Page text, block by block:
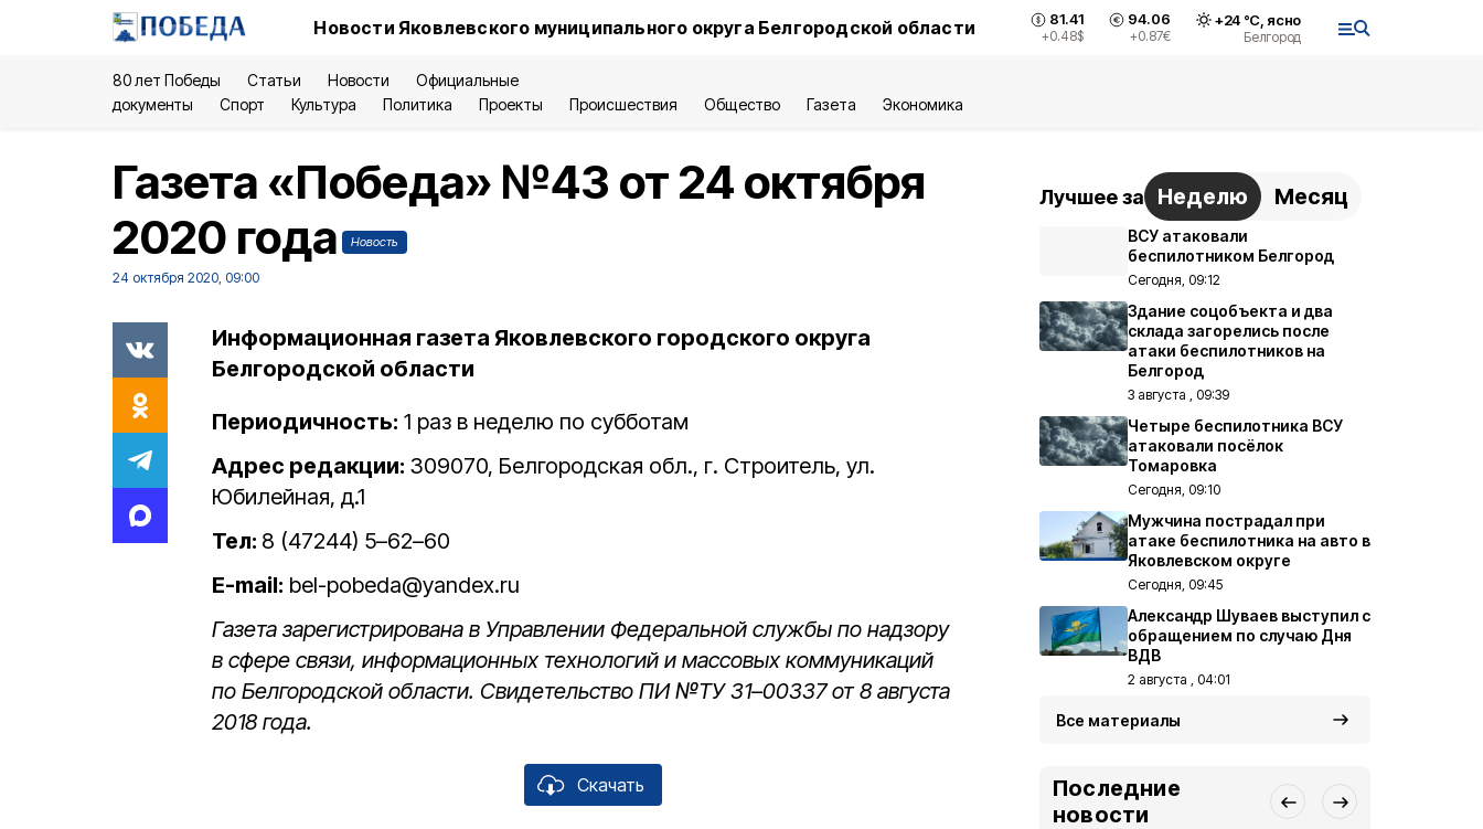
Новости Яковлевского муниципального округа Белгородской области 81.41
+0.48$
94.06
+0.87€
+24°С, ясно
Белгород
80 лет Победы Статьи Новости
Официальные
документы
Спорт Культура Политика Проекты Происшествия Общество Газета Экономика
Газета «Победа» №43 от 24 октября
2020 года
Новость
24 октября 2020, 09:00
Информационная газета Яковлевского городского округа
Белгородской области
Периодичность: 1 раз в неделю по субботам
Адрес редакции: 309070, Белгородская обл., г. Строитель, ул.
Юбилейная, д.1
Тел: 8 (47244) 5–62–60
E-mail: bel-pobeda@yandex.ru
Газета зарегистрирована в Управлении Федеральной службы по надзору
в сфере связи, информационных технологий и массовых коммуникаций
по Белгородской области. Свидетельство ПИ №ТУ 31–00337 от 8 августа
2018 года.
Скачать
Лучшее за Неделю Месяц
ВСУ атаковали
беспилотником Белгород
Сегодня, 09:12
Здание соцобъекта и два
склада загорелись после
атаки беспилотников на
Белгород
3 августа , 09:39
Четыре беспилотника ВСУ
атаковали посёлок
Томаровка
Сегодня, 09:10
Мужчина пострадал при
атаке беспилотника на авто в
Яковлевском округе
Сегодня, 09:45
Александр Шуваев выступил с
обращением по случаю Дня
ВДВ
2 августа , 04:01
Все материалы
Последние
новости